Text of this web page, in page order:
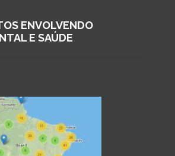
ENVOLVENDO
E SAÚDE